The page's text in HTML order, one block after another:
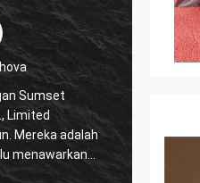
Sumset
Limited
Mereka adalah
menawarkan
yang baik!